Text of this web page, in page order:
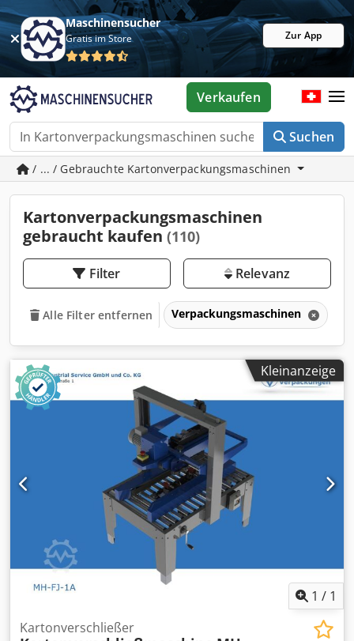
Maschinensucher
Gratis im Store Zur App
Suchen
Verkaufen
/ ... / Gebrauchte Kartonverpackungsmaschinen
Kartonverpackungsmaschinen
gebraucht kaufen (110)
Filter Relevanz
Alle Filter entfernen Verpackungsmaschinen
Kleinanzeige
1 / 1
Kartonverschließer